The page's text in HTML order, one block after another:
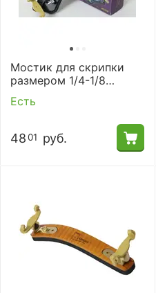
Мостик для скрипки
размером 1/4-1/8
Есть
4801 руб.